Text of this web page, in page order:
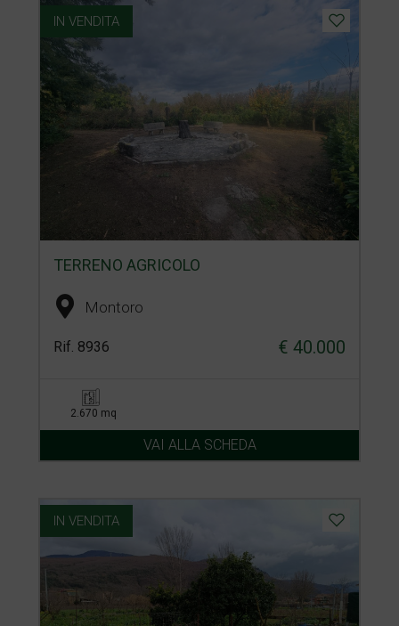
IN VENDITA
TERRENO AGRICOLO
Montoro
Rif. 8936 € 40.000
2.670 mq
VAI ALLA SCHEDA
IN VENDITA